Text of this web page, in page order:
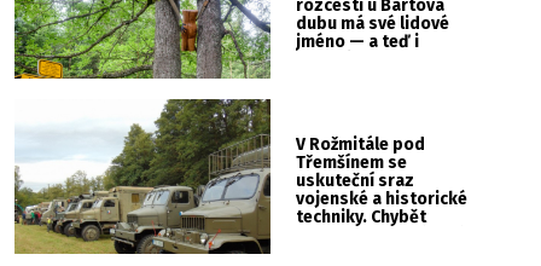
rozcestí u Bártova
dubu má své lidové
jméno — a teď i
V Rožmitále pod
Třemšínem se
uskuteční sraz
vojenské a historické
techniky. Chybět